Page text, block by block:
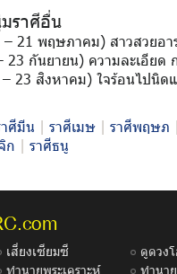
ราศีอื่น
21 พฤษภาคม) สาวสวยอา
กันยายน) ความละเอียด
23 สิงหาคม) ใจร้อนไปนิด
ศีมีน | ราศีเมษ | ราศีพฤษภ |
ก | ราศีธนู
เสี่ยงเซียมซี ดูดวงโ
ทำนายพระเคราะห์ ทำนา